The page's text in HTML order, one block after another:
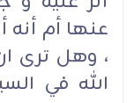
عنها أم أنه
، وهل ترى
الله في